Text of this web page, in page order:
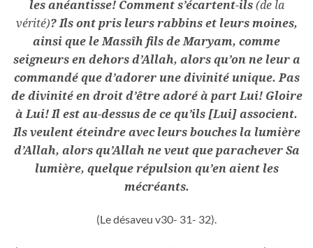
les anéantisse! Comment s’écartent-ils(de la
vérité)? Ils ont pris leurs rabbins et leurs moines,
ainsi que le Massîh fils de Maryam, comme
seigneurs en dehors d’Allah, alors qu’on ne leur a
commandé que d’adorer une divinité unique. Pas
de divinité en droit d’être adoré à part Lui! Gloire
à Lui! Il est au-dessus de ce qu’ils [Lui] associent.
Ils veulent éteindre avec leurs bouches la lumière
d’Allah, alors qu’Allah ne veut que parachever Sa
lumière, quelque répulsion qu’en aient les
mécréants.
(Le désaveu v30- 31- 32).